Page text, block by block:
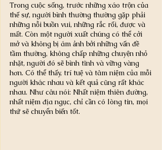
Trong cuộc sống, trước những xáo trộn của
thế sự, người bình thường thường gặp phải
những nỗi buồn vui, những rắc rối, được và
mất. Còn một người xuất chúng có thể cởi
mở và không bị ám ảnh bởi những vấn đề
tầm thường, không chấp những chuyện nhỏ
nhặt, người đó sẽ bình tĩnh và vững vàng
hơn. Có thể thấy, trí tuệ và tâm niệm của mỗi
người khác nhau và kết quả cũng rất khác
nhau. Như câu nói: Nhất niệm thiên đường,
nhất niệm địa ngục, chỉ cần có lòng tin, mọi
thứ sẽ chuyển biến tốt.